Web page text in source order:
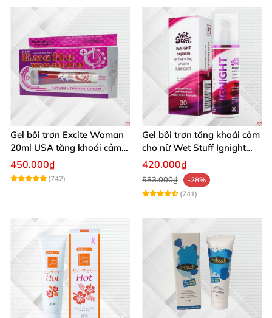
Gel bôi trơn Excite Woman
20ml USA tăng khoái cảm
kích thích nữ
450.000₫
(742)
Gel bôi trơn tăng khoái cảm
cho nữ Wet Stuff Ignight
30g se khít âm đạo
420.000₫
583.000₫
-28%
(741)